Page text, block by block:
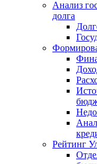
Анализ
долга
Рейтинг